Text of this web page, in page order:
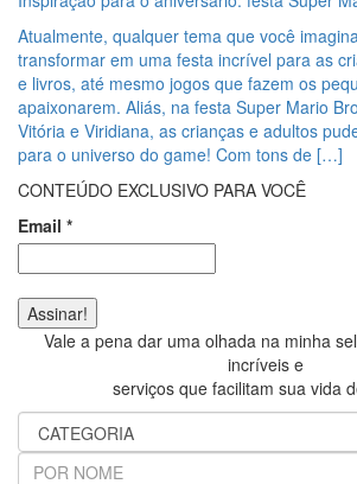
Atualmente, qualquer tema que você
transformar em uma festa incrível para as
e livros, até mesmo jogos que fazem os
apaixonarem. Aliás, na festa Super Mario
Vitória e Viridiana, as crianças e adultos
para o universo do game! Com tons de […]
CONTEÚDO EXCLUSIVO PARA VOCÊ
Email *
Vale a pena dar uma olhada na minha
incríveis e
serviços que facilitam sua vida